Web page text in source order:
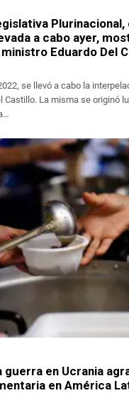
Plurinacional,
a cabo ayer,
Eduardo Del
se llevó a cabo la
Castillo. La misma se originó
guerra en Ucrania
en América